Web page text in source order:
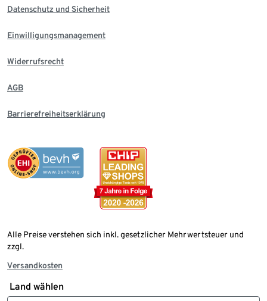
Datenschutz und Sicherheit
Einwilligungsmanagement
Widerrufsrecht
AGB
Barrierefreiheitserklärung
Alle Preise verstehen sich inkl. gesetzlicher Mehrwertsteuer und
zzgl.
Versandkosten
Land wählen